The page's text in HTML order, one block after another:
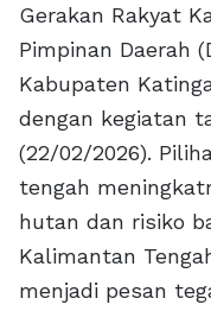
Gerakan Rakyat
Pimpinan Daerah
Kabupaten
dengan kegiatan
(22/02/2026).
tengah
hutan dan risiko
Kalimantan
menjadi pesan